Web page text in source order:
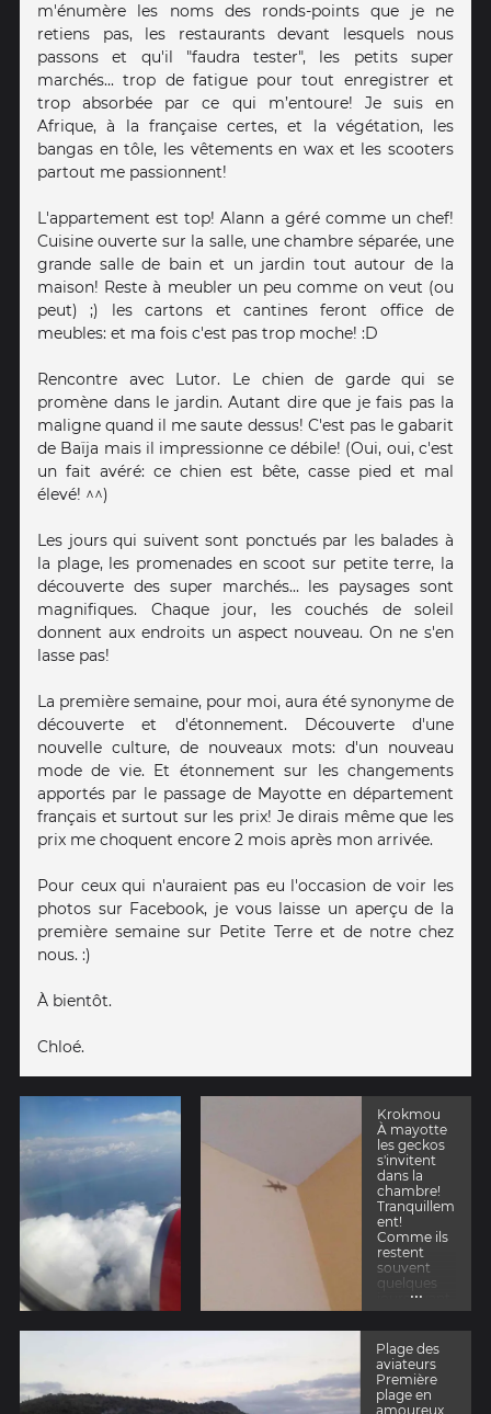
m'énumère les noms des ronds-points que je ne
retiens pas, les restaurants devant lesquels nous
passons et qu'il "faudra tester", les petits super
marchés... trop de fatigue pour tout enregistrer et
trop absorbée par ce qui m’entoure! Je suis en
Afrique, à la française certes, et la végétation, les
bangas en tôle, les vêtements en wax et les scooters
partout me passionnent!
L'appartement est top! Alann a géré comme un chef!
Cuisine ouverte sur la salle, une chambre séparée, une
grande salle de bain et un jardin tout autour de la
maison! Reste à meubler un peu comme on veut (ou
peut) ;) les cartons et cantines feront office de
meubles: et ma fois c'est pas trop moche! :D
Rencontre avec Lutor. Le chien de garde qui se
promène dans le jardin. Autant dire que je fais pas la
maligne quand il me saute dessus! C'est pas le gabarit
de Baïja mais il impressionne ce débile! (Oui, oui, c'est
un fait avéré: ce chien est bête, casse pied et mal
élevé! ^^)
Les jours qui suivent sont ponctués par les balades à
la plage, les promenades en scoot sur petite terre, la
découverte des super marchés... les paysages sont
magnifiques. Chaque jour, les couchés de soleil
donnent aux endroits un aspect nouveau. On ne s'en
lasse pas!
La première semaine, pour moi, aura été synonyme de
découverte et d'étonnement. Découverte d'une
nouvelle culture, de nouveaux mots: d'un nouveau
mode de vie. Et étonnement sur les changements
apportés par le passage de Mayotte en département
français et surtout sur les prix! Je dirais même que les
prix me choquent encore 2 mois après mon arrivée.
Pour ceux qui n'auraient pas eu l'occasion de voir les
photos sur Facebook, je vous laisse un aperçu de la
première semaine sur Petite Terre et de notre chez
nous. :)
À bientôt.
Chloé.
Krokmou
À mayotte
les geckos
s'invitent
dans la
chambre!
Tranquillem
ent!
Comme ils
restent
souvent
quelques
jours avant
de trouver
le chemin
de la
fenêtre on
a décidé de
baptiser ce
qui
...
Plage des
aviateurs
Première
plage en
amoureux,